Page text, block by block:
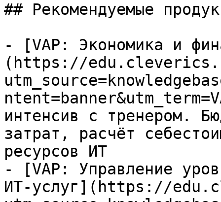
## Рекомендуемые
- [VAP: Экономика и
(https://
интенсив с тренером.
затрат, расчёт
ресурсов ИТ
- [VAP: Управление
ИТ-услуг](https://